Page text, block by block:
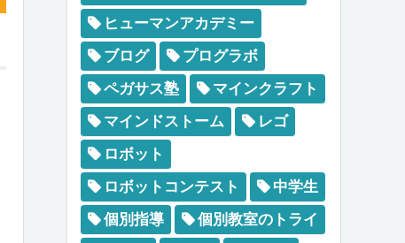
ヒューマンアカデミー
ブログ
プログラボ
ペガサス塾
マインクラフト
マインドストーム
レゴ
ロボット
ロボットコンテスト
中学生
個別指導
個別教室のトライ